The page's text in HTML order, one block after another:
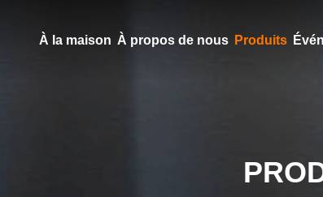
À la maison À propos de nous Produits